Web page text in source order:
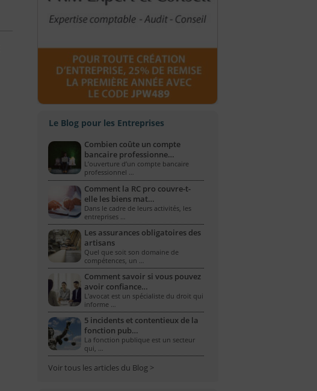
Le Blog pour les Entreprises
Combien coûte un compte
bancaire professionne…
L’ouverture d’un compte bancaire
professionnel …
Comment la RC pro couvre-t-
elle les biens mat…
Dans le cadre de leurs activités, les
entreprises …
Les assurances obligatoires des
artisans
Quel que soit son domaine de
compétences, un …
Comment savoir si vous pouvez
avoir confiance…
L'avocat est un spécialiste du droit qui
informe …
5 incidents et contentieux de la
fonction pub…
La fonction publique est un secteur
qui, …
Voir tous les articles du Blog >